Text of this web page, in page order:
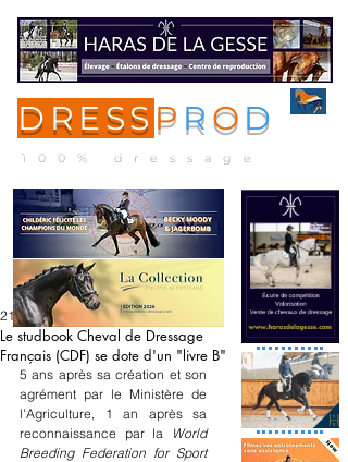
DRESS P R O D
100% dressage
Le studbook Cheval de Dressage
Français (CDF) se dote d'un "livre B"
21 juil. 2025
5 ans après sa création et son
agrément par le Ministère de
l'Agriculture, 1 an après sa
reconnaissance par la
World
Breeding Federation for Sport